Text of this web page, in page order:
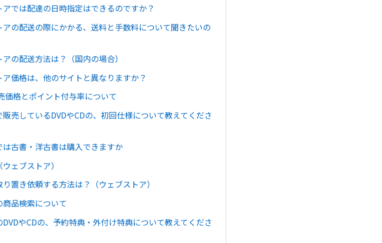
では配達の日時指定はできるのですか？
の配送の際にかかる、送料と手数料について聞きたいの
の配送方法は？（国内の場合）
価格は、他のサイトと異なりますか？
価格とポイント付与率について
売しているDVDやCDの、初回仕様について教えてくださ
古書・洋古書は購入できますか
ェブストア）
置き依頼する方法は？（ウェブストア）
品検索について
やCDの、予約特典・外付け特典について教えてくださ